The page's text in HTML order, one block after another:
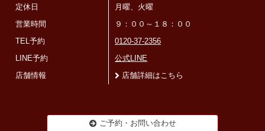
定休日 月曜、火曜
営業時間 ９：００～１８：００
TEL予約 0120-37-2356
LINE予約 公式LINE
店舗情報 店舗詳細はこちら
ご予約・お問い合わせ